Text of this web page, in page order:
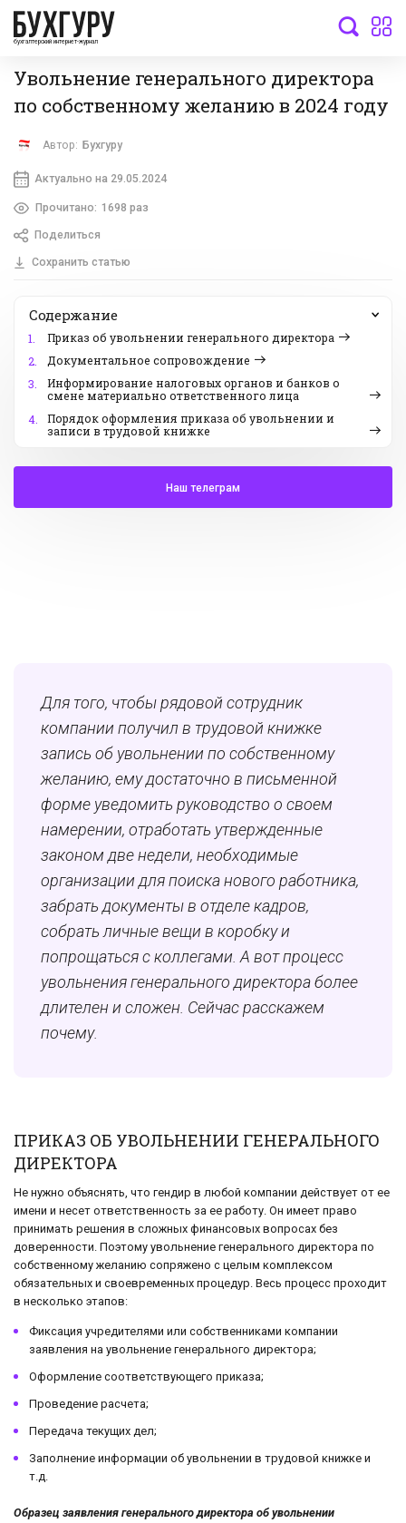
бухгалтерский интернет-журнал
Увольнение генерального директора
по собственному желанию в 2024 году
Автор: Бухгуру
Актуально на 29.05.2024
Прочитано: 1698 раз
Поделиться
Сохранить статью
Содержание
1.
Приказ об увольнении генерального директора
2.
Документальное сопровождение
3.
Информирование налоговых органов и банков о
смене материально ответственного лица
4.
Порядок оформления приказа об увольнении и
записи в трудовой книжке
Наш телеграм
Для того, чтобы рядовой сотрудник
компании получил в трудовой книжке
запись об увольнении по собственному
желанию, ему достаточно в письменной
форме уведомить руководство о своем
намерении, отработать утвержденные
законом две недели, необходимые
организации для поиска нового работника,
забрать документы в отделе кадров,
собрать личные вещи в коробку и
попрощаться с коллегами. А вот процесс
увольнения генерального директора более
длителен и сложен. Сейчас расскажем
почему.
ПРИКАЗ ОБ УВОЛЬНЕНИИ ГЕНЕРАЛЬНОГО
ДИРЕКТОРА
Не нужно объяснять, что гендир в любой компании действует от ее
имени и несет ответственность за ее работу. Он имеет право
принимать решения в сложных финансовых вопросах без
доверенности. Поэтому увольнение генерального директора по
собственному желанию сопряжено с целым комплексом
обязательных и своевременных процедур. Весь процесс проходит
в несколько этапов:
Фиксация учредителями или собственниками компании
заявления на увольнение генерального директора;
Оформление соответствующего приказа;
Проведение расчета;
Передача текущих дел;
Заполнение информации об увольнении в трудовой книжке и
т.д.
Образец заявления генерального директора об увольнении